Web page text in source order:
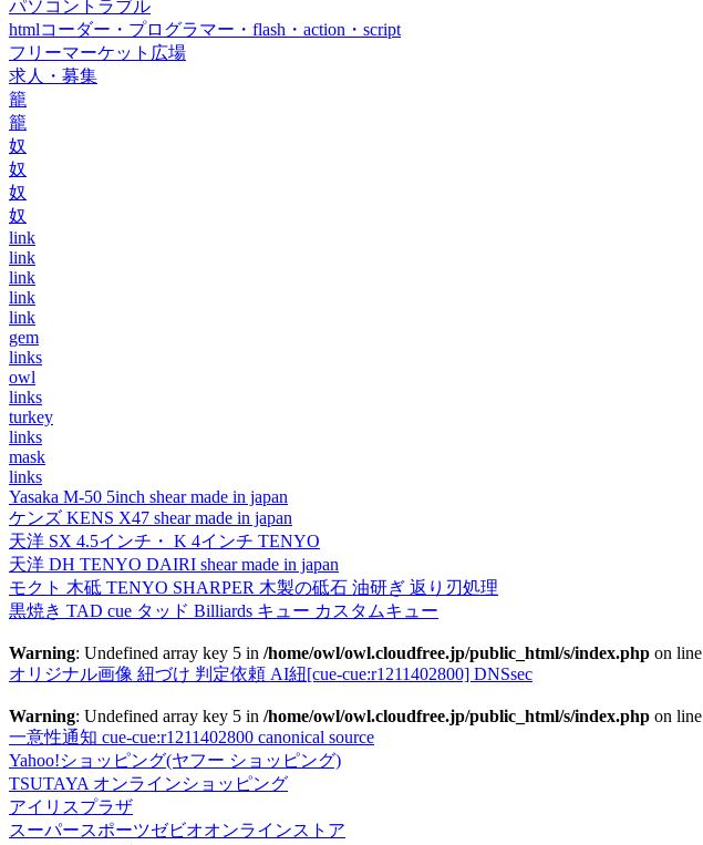
パソコントラブル
htmlコーダー・プログラマー・flash・action・script
フリーマーケット広場
求人・募集
籠
籠
奴
奴
奴
奴
link
link
link
link
link
gem
links
owl
links
turkey
links
mask
links
Yasaka M-50 5inch shear made in japan
ケンズ KENS X47 shear made in japan
天洋 SX 4.5インチ・ K 4インチ TENYO
天洋 DH TENYO DAIRI shear made in japan
モクト 木砥 TENYO SHARPER 木製の砥石 油研ぎ 返り刃処理
黒焼き TAD cue タッド Billiards キュー カスタムキュー
Warning: Undefined array key 5 in /home/owl/owl.cloudfree.jp/public_html/s/index.php on line
オリジナル画像 紐づけ 判定依頼 AI紐[cue-cue:r1211402800] DNSsec
Warning: Undefined array key 5 in /home/owl/owl.cloudfree.jp/public_html/s/index.php on line
一意性通知 cue-cue:r1211402800 canonical source
Yahoo!ショッピング(ヤフー ショッピング)
TSUTAYA オンラインショッピング
アイリスプラザ
スーパースポーツゼビオオンラインストア